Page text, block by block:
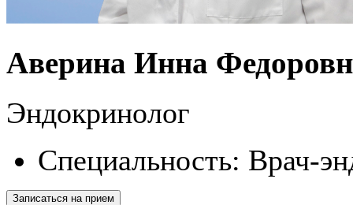
Аверина Инна
Эндокринолог
Специальность: Врач-
Записаться на прием